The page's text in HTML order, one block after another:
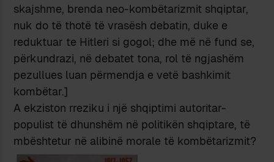
skajshme, brenda neo-kombëtarizmit shqiptar,
nuk do të thotë të vrasësh debatin, duke e
reduktuar te Hitleri si gogol; dhe më në fund se,
përkundrazi, në debatet tona, rol të ngjashëm
pezullues luan përmendja e vetë bashkimit
kombëtar.]
A ekziston rreziku i një shqiptimi autoritar-
populist të dhunshëm në politikën shqiptare, të
mbështetur në alibinë morale të kombëtarizmit?